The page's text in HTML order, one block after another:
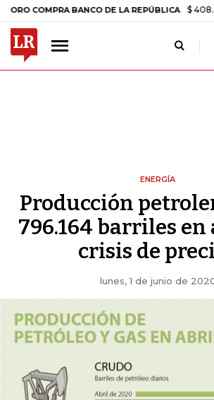
BANCO DE LA REPÚBLICA $ 408.498,97
ENERGÍA
Producción
796.164 barriles
crisis de
lunes, 1 de junio de